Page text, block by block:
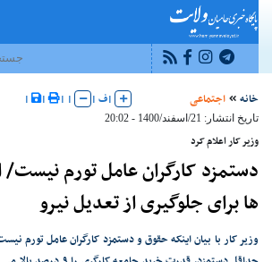
خانه اجتماعی |ف |
|
|
|
|
تاریخ انتشار: 21/اسفند/1400 - 20:02
وزیر کار اعلام کرد
دستمزد کارگران عامل تورم نیست/
ها برای جلوگیری از تعدیل نیرو